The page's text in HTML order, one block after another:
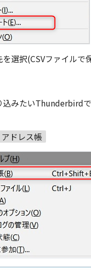
選択(CSVファイルで
込みたいThunderbird
アドレス帳